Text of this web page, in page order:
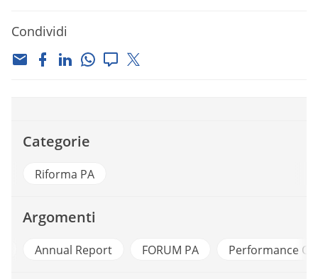
Condividi
Categorie
Riforma PA
Argomenti
Annual Report FORUM PA Performance